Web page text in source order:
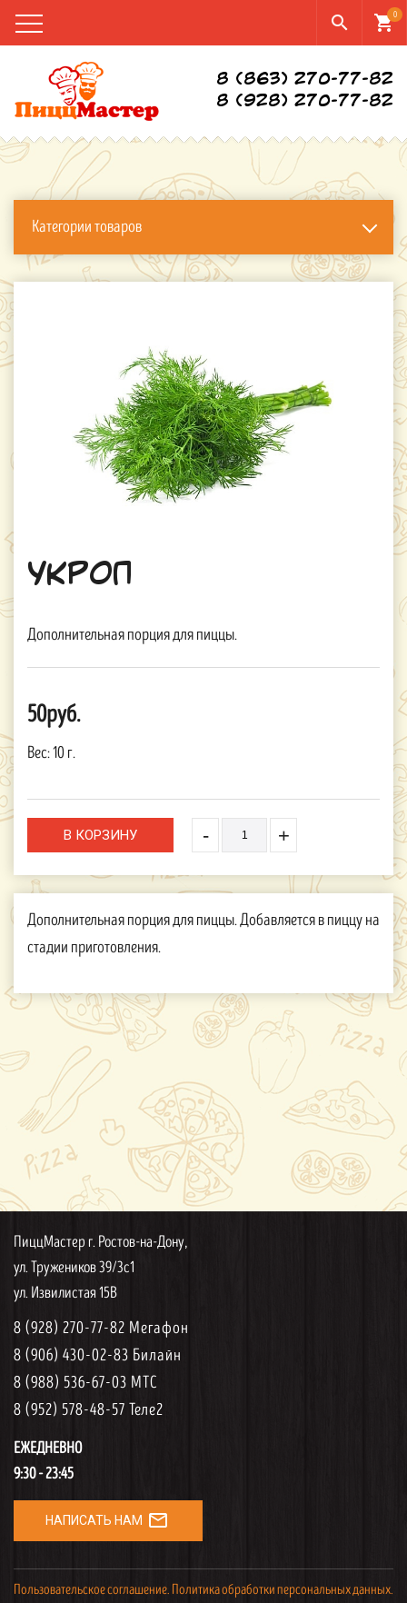
shopping_cart0
search
8 (863) 270-77-82
8 (928) 270-77-82
Категории товаров
Укроп
Дополнительная порция для пиццы.
50руб.
Вес:10 г.
- +
Дополнительная порция для пиццы. Добавляется в пиццу на
стадии приготовления.
ПиццМастер г. Ростов-на-Дону,
ул. Тружеников 39/3с1
ул. Извилистая 15В
8 (928) 270-77-82 Мегафон
8 (906) 430-02-83 Билайн
8 (988) 536-67-03 МТС
8 (952) 578-48-57 Теле2
ЕЖЕДНЕВНО
9:30 - 23:45
НАПИСАТЬ НАМ mail_outline
Пользовательское соглашение. Политика обработки персональных данных.